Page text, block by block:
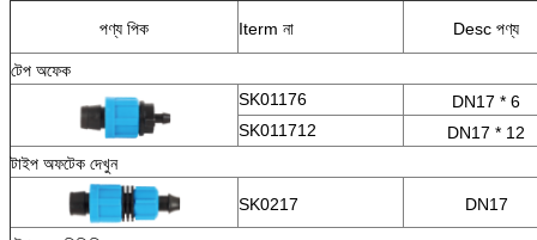
পণ্য পিক Iterm না Desc পণ্য
টেপ অফেক
SK01176
DN17 * 6
SK011712
DN17 * 12
টাইপ অফটেক দেখুন
SK0217 DN17